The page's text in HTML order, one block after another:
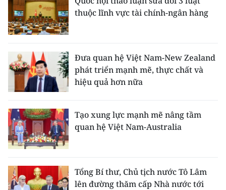
thuộc lĩnh vực tài chính-ngân hàng
Đưa quan hệ Việt Nam-New Zealand
phát triển mạnh mẽ, thực chất và
hiệu quả hơn nữa
Tạo xung lực mạnh mẽ nâng tầm
quan hệ Việt Nam-Australia
Tổng Bí thư, Chủ tịch nước Tô Lâm
lên đường thăm cấp Nhà nước tới